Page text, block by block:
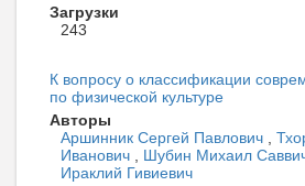
Загрузки
243
К вопросу о классификации
по физической культуре
Авторы
Аршинник Сергей Павлович ,
Иванович , Шубин Михаил
Ираклий Гивиевич